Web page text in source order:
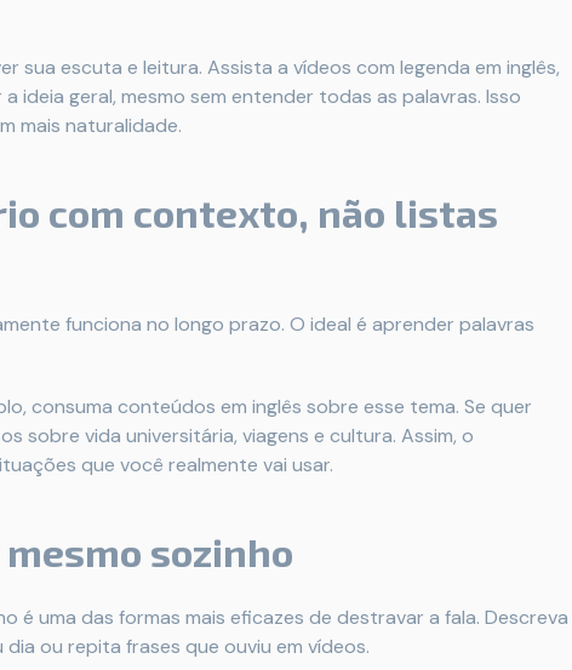
sua escuta e leitura. Assista a vídeos com legenda em inglês,
ideia geral, mesmo sem entender todas as palavras. Isso
mais naturalidade.
com contexto, não listas
funciona no longo prazo. O ideal é aprender palavras
consuma conteúdos em inglês sobre esse tema. Se quer
sobre vida universitária, viagens e cultura. Assim, o
que você realmente vai usar.
sozinho
é uma das formas mais eficazes de destravar a fala. Descreva
ou repita frases que ouviu em vídeos.